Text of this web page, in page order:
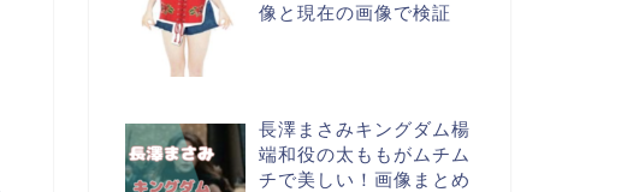
像と現在の画像で検証
長澤まさみキングダム楊
端和役の太ももがムチム
チで美しい！画像まとめ